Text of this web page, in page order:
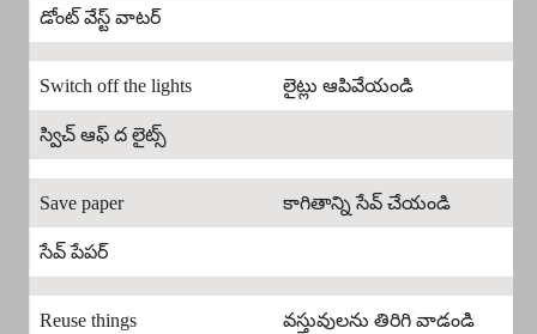
డోంట్ వేస్ట్ వాటర్
Switch off the lights లైట్లు ఆపివేయండి
స్విచ్ ఆఫ్ ద లైట్స్
Save paper కాగితాన్ని సేవ్ చేయండి
సేవ్ పేపర్
Reuse things వస్తువులను తిరిగి వాడండి